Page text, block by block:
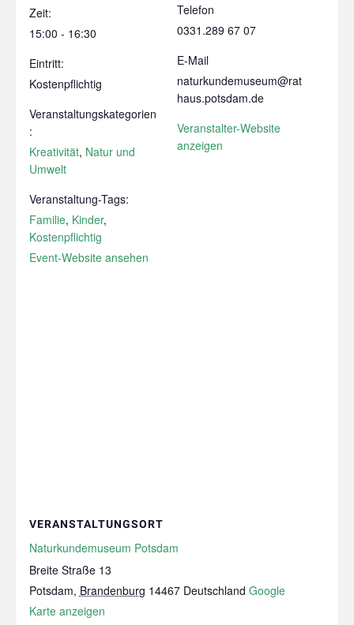
Zeit:
15:00 - 16:30
Eintritt:
Kostenpflichtig
Veranstaltungskategorien
:
Kreativität, Natur und
Umwelt
Veranstaltung-Tags:
Familie, Kinder,
Kostenpflichtig
Event-Website ansehen
Telefon
0331.289 67 07
E-Mail
naturkundemuseum@rat
haus.potsdam.de
Veranstalter-Website
anzeigen
VERANSTALTUNGSORT
Naturkundemuseum Potsdam
Breite Straße 13
Potsdam, Brandenburg 14467 Deutschland Google
Karte anzeigen